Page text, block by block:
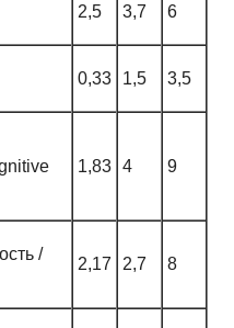
2,5 3,7 6
0,33 1,5 3,5
1,83 4 9
/
2,17 2,7 8